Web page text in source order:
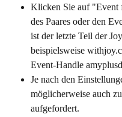
Klicken Sie auf "Event
des Paares oder den
ist der letzte Teil der
beispielsweise
Event-Handle
Je nach den
möglicherweise auch
aufgefordert.